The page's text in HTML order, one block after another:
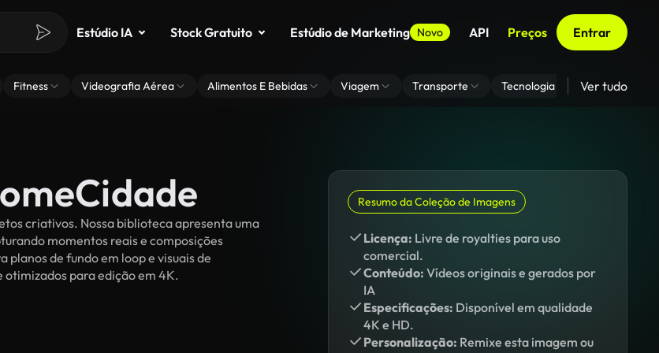
Estúdio IA Stock Gratuito Estúdio de Marketing Novo API Preços Entrar
Fitness Videografia Aérea Alimentos E Bebidas Viagem Transporte Tecnologia Zoom De
Ver tudo
criativos. Nossa biblioteca apresenta uma
momentos reais e composições
de fundo em loop e visuais de
otimizados para edição em 4K.
Resumo da Coleção de Imagens
Licença: Livre de royalties para uso
comercial.
Conteúdo: Vídeos originais e gerados por
IA
Especificações: Disponível em qualidade
4K e HD.
Personalização: Remixe esta imagem ou